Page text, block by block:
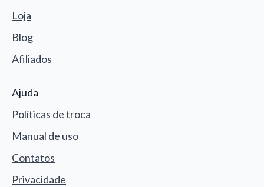
Loja
Blog
Afiliados
Ajuda
Políticas de troca
Manual de uso
Contatos
Privacidade